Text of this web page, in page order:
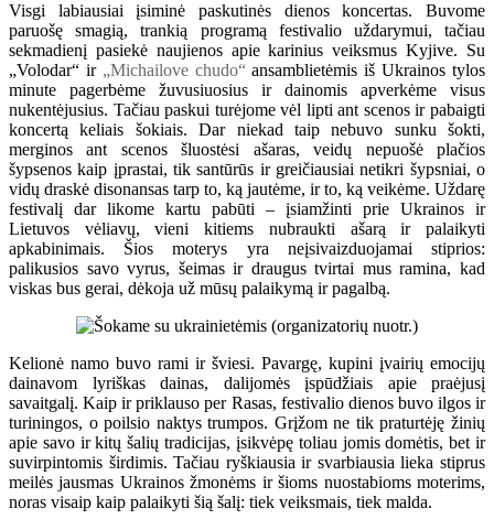
Visgi labiausiai įsiminė paskutinės dienos koncertas. Buvome
paruošę smagią, trankią programą festivalio uždarymui, tačiau
sekmadienį pasiekė naujienos apie karinius veiksmus Kyjive. Su
„Volodar“ ir „Michailove chudo“ansamblietėmis iš Ukrainos tylos
minute pagerbėme žuvusiuosius ir dainomis apverkėme visus
nukentėjusius. Tačiau paskui turėjome vėl lipti ant scenos ir pabaigti
koncertą keliais šokiais. Dar niekad taip nebuvo sunku šokti,
merginos ant scenos šluostėsi ašaras, veidų nepuošė plačios
šypsenos kaip įprastai, tik santūrūs ir greičiausiai netikri šypsniai, o
vidų draskė disonansas tarp to, ką jautėme, ir to, ką veikėme. Uždarę
festivalį dar likome kartu pabūti – įsiamžinti prie Ukrainos ir
Lietuvos vėliavų, vieni kitiems nubraukti ašarą ir palaikyti
apkabinimais. Šios moterys yra neįsivaizduojamai stiprios:
palikusios savo vyrus, šeimas ir draugus tvirtai mus ramina, kad
viskas bus gerai, dėkoja už mūsų palaikymą ir pagalbą.
Kelionė namo buvo rami ir šviesi. Pavargę, kupini įvairių emocijų
dainavom lyriškas dainas, dalijomės įspūdžiais apie praėjusį
savaitgalį. Kaip ir priklauso per Rasas, festivalio dienos buvo ilgos ir
turiningos, o poilsio naktys trumpos. Grįžom ne tik praturtėję žinių
apie savo ir kitų šalių tradicijas, įsikvėpę toliau jomis domėtis, bet ir
suvirpintomis širdimis. Tačiau ryškiausia ir svarbiausia lieka stiprus
meilės jausmas Ukrainos žmonėms ir šioms nuostabioms moterims,
noras visaip kaip palaikyti šią šalį: tiek veiksmais, tiek malda.